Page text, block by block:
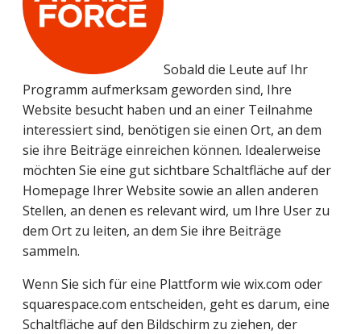
Sobald die Leute auf Ihr
Programm aufmerksam geworden sind, Ihre
Website besucht haben und an einer Teilnahme
interessiert sind, benötigen sie einen Ort, an dem
sie ihre Beiträge einreichen können. Idealerweise
möchten Sie eine gut sichtbare Schaltfläche auf der
Homepage Ihrer Website sowie an allen anderen
Stellen, an denen es relevant wird, um Ihre User zu
dem Ort zu leiten, an dem Sie ihre Beiträge
sammeln.
Wenn Sie sich für eine Plattform wie wix.com oder
squarespace.com entscheiden, geht es darum, eine
Schaltfläche auf den Bildschirm zu ziehen, der